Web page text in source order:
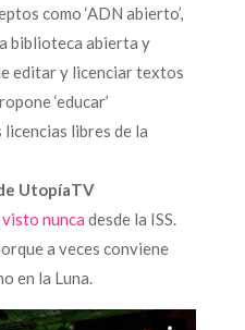
como ‘ADN abierto’,
biblioteca abierta y
editar y licenciar textos
‘educar’
libres de la
UtopíaTV
nunca desde la ISS.
a veces conviene
en la Luna.